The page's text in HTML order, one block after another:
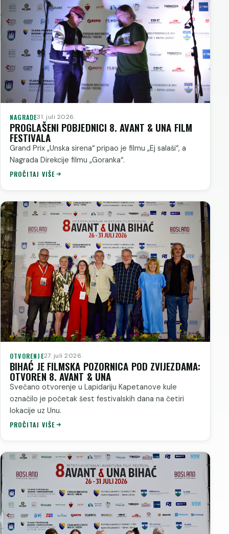
NAGRADE31. juli 2026.
PROGLAŠENI POBJEDNICI 8. AVANT & UNA FILM
FESTIVALA
Grand Prix „Unska sirena“ pripao je filmu „Ej salaši“, a
Nagrada Direkcije filmu „Goranka“.
PROČITAJ VIŠE
OTVORENJE27. juli 2026.
BIHAĆ JE FILMSKA POZORNICA POD ZVIJEZDAMA:
OTVOREN 8. AVANT & UNA
Svečano otvorenje u Lapidariju Kapetanove kule
označilo je početak šest festivalskih dana na četiri
lokacije uz Unu.
PROČITAJ VIŠE